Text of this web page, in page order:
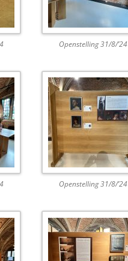
Openstelling 31/8/’24
Openstelling 31/8/’24